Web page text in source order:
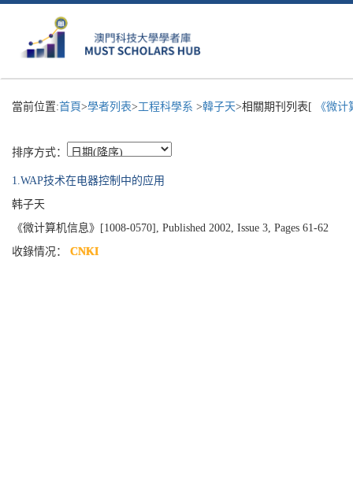
當前位置:首頁>學者列表>工程科學系 >韓子天>相關期刊列表[ 《微
排序方式：
1.WAP技术在电器控制中的应用
韩子天
《微计算机信息》[1008-0570], Published 2002, Issue 3, Pages 61-62
收錄情况： CNKI